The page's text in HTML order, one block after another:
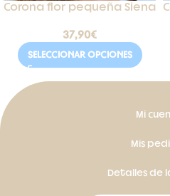
Corona flor pequeña Siena
37,90€
SELECCIONAR OPCIONES
Mi
Mis
Detalles de